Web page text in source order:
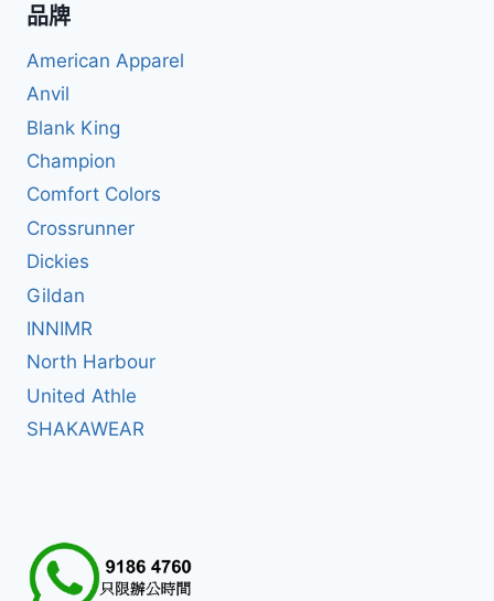
品牌
American Apparel
Anvil
Blank King
Champion
Comfort Colors
Crossrunner
Dickies
Gildan
INNIMR
North Harbour
United Athle
SHAKAWEAR